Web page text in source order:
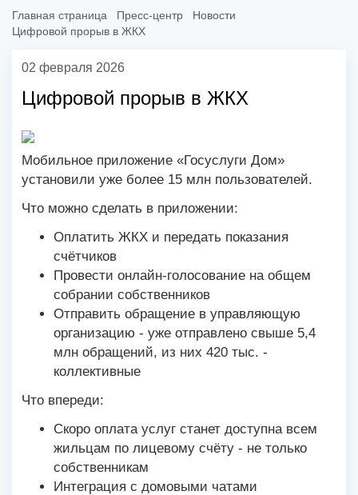
Главная страница Пресс-центр
Новости
Цифровой прорыв в ЖКХ
02 февраля 2026
Цифровой прорыв в ЖКХ
Мобильное приложение «Госуслуги Дом»
установили уже более 15 млн пользователей.
Что можно сделать в приложении:
Оплатить ЖКХ и передать показания
счётчиков
Провести онлайн-голосование на общем
собрании собственников
Отправить обращение в управляющую
организацию - уже отправлено свыше 5,4
млн обращений, из них 420 тыс. -
коллективные
Что впереди:
Скоро оплата услуг станет доступна всем
жильцам по лицевому счёту - не только
собственникам
Интеграция с домовыми чатами